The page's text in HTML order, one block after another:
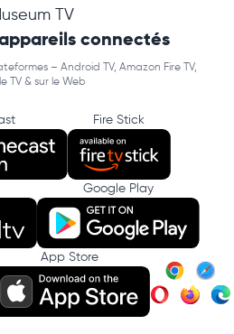
TV
connectés
– Android TV, Amazon Fire TV,
TV & sur le Web
Fire Stick
Google Play
App Store